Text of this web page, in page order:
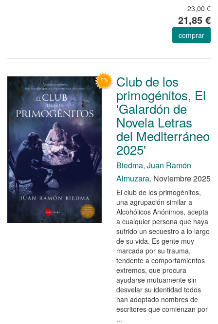
23,00 €
21,85 €
comprar
Club de los
primogénitos, El
'Galardón de
Novela Letras
del Mediterráneo
2025'
Biedma, Juan Ramón
Almuzara. Noviembre 2025
El club de los primogénitos,
una agrupación similar a
Alcohólicos Anónimos, acepta
a cualquier persona que haya
sufrido un secuestro a lo largo
de su vida. Es gente muy
marcada por su trauma,
tendente a comportamientos
extremos, que procura
ayudarse mutuamente sin
desvelar su identidad todos
han adoptado nombres de
escritores que comienzan por
...